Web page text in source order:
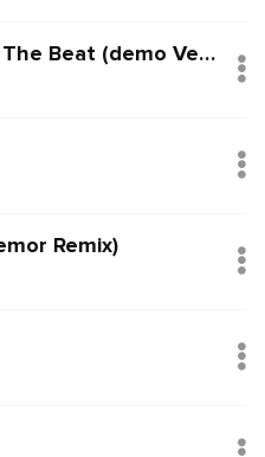
Back That Up To The Beat (demo Version)
Remix)